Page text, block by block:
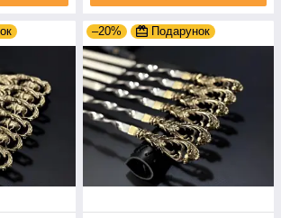
–20% Подарунок